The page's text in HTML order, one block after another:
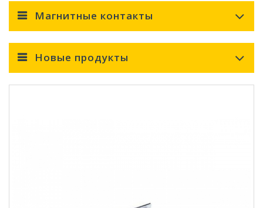
Магнитные контакты
Новые продукты